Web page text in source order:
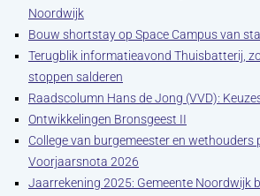
Noordwijk
Bouw shortstay op Space Campus van
Terugblik informatieavond Thuisbatterij,
stoppen salderen
Raadscolumn Hans de Jong (VVD):
Ontwikkelingen Bronsgeest II
College van burgemeester en wethouders
Voorjaarsnota 2026
Jaarrekening 2025: Gemeente Noordwijk